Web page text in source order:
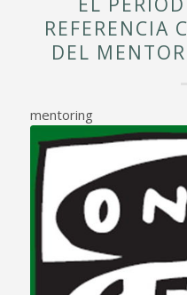
REFERENCIA
DEL
mentoring